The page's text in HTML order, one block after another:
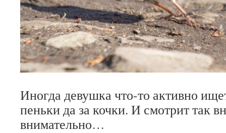
Иногда девушка что-то активно
пеньки да за кочки. И смотрит так
внимательно…